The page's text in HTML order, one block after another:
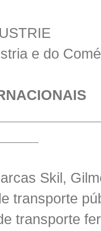
e do
Skil,
transporte
transporte